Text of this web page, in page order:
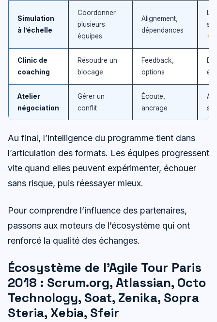
Simulation
à l’échelle
Coordonner
plusieurs
équipes
Alignement,
dépendances
Clinic de
coaching
Résoudre un
blocage
Feedback,
options
Atelier
négociation
Gérer un
conflit
Écoute,
ancrage
Au final, l’intelligence du programme tient dans
l’articulation des formats. Les équipes progressent
vite quand elles peuvent expérimenter, échouer
sans risque, puis réessayer mieux.
Pour comprendre l’influence des partenaires,
passons aux moteurs de l’écosystème qui ont
renforcé la qualité des échanges.
Écosystème de l’Agile Tour Paris
2018 : Scrum.org, Atlassian, Octo
Technology, Soat, Zenika, Sopra
Steria, Xebia, Sfeir